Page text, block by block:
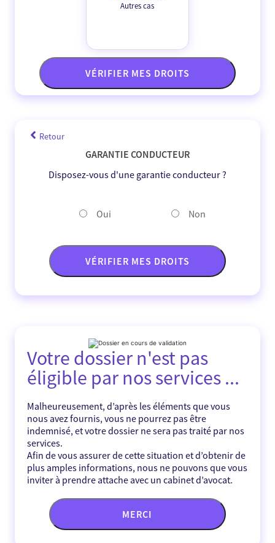
Autres cas
VÉRIFIER MES DROITS
GARANTIE CONDUCTEUR
Retour
Disposez-vous d'une garantie conducteur ?
Oui Non
VÉRIFIER MES DROITS
Votre dossier n'est pas
éligible par nos services ...
Malheureusement, d’après les éléments que vous
nous avez fournis, vous ne pourrez pas être
indemnisé, et votre dossier ne sera pas traité par nos
services.
Afin de vous assurer de cette situation et d’obtenir de
plus amples informations, nous ne pouvons que vous
inviter à prendre attache avec un cabinet d’avocat.
MERCI